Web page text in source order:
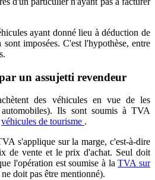
ayant donné lieu à déduction de
imposées. C'est l'hypothèse, entre
un assujetti revendeur
des véhicules en vue de les
automobiles). Ils sont soumis à TVA
véhicules de tourisme .
s'applique sur la marge, c'est-à-dire
de vente et le prix d'achat. Seul doit
l'opération est soumise à laTVA sur
doit pas être mentionné).